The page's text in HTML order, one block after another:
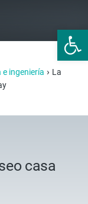
Abrir
ingeniería › La
casa